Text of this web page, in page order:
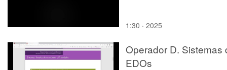
1:30 · 2025
Operador D. Sistemas
EDOs